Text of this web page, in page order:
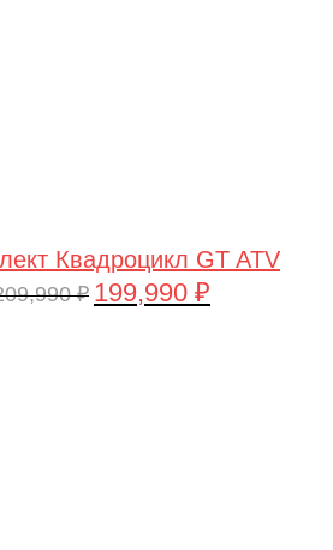
Квадроцикл GT ATV
₽ Первоначальная
199,990 ₽